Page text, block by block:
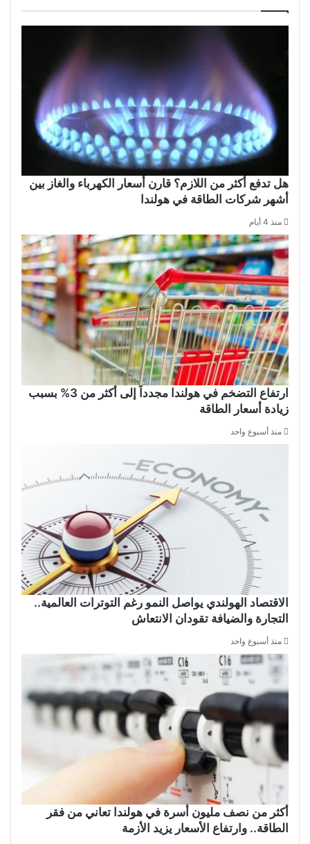
هل تدفع أكثر من اللازم؟ قارن أسعار الكهرباء والغاز بين
أشهر شركات الطاقة في هولندا
منذ 4 أيام
ارتفاع التضخم في هولندا مجدداً إلى أكثر من 3% بسبب
زيادة أسعار الطاقة
منذ أسبوع واحد
الاقتصاد الهولندي يواصل النمو رغم التوترات العالمية..
التجارة والضيافة تقودان الانتعاش
منذ أسبوع واحد
أكثر من نصف مليون أسرة في هولندا تعاني من فقر
الطاقة.. وارتفاع الأسعار يزيد الأزمة